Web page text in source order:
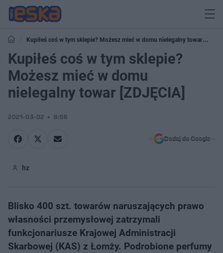
Kupiłeś coś w tym sklepie? Możesz mieć w domu nielegalny towar
[ZDJĘCIA]
Kupiłeś coś w tym sklepie?
Możesz mieć w domu
nielegalny towar [ZDJĘCIA]
2021-03-02 8:56
Dodaj do Google
hz
Blisko 400 szt. towarów naruszających prawo
własności przemysłowej zatrzymali
funkcjonariusze Krajowej Administracji
Skarbowej (KAS) z Łomży. Podrobione perfumy